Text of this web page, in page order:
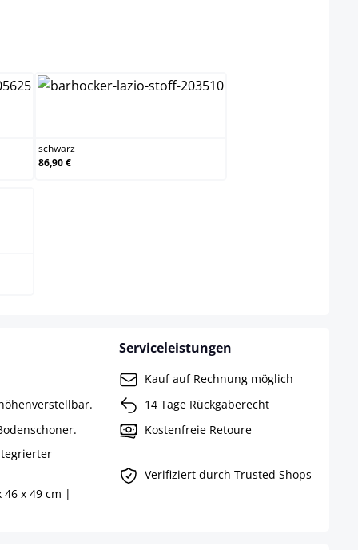
nicht verfügbar.)
schwarz
86,90 €
46 x 49 cm |
Serviceleistungen
Kauf auf Rechnung möglich
14 Tage Rückgaberecht
Kostenfreie Retoure
Verifiziert durch Trusted Shops